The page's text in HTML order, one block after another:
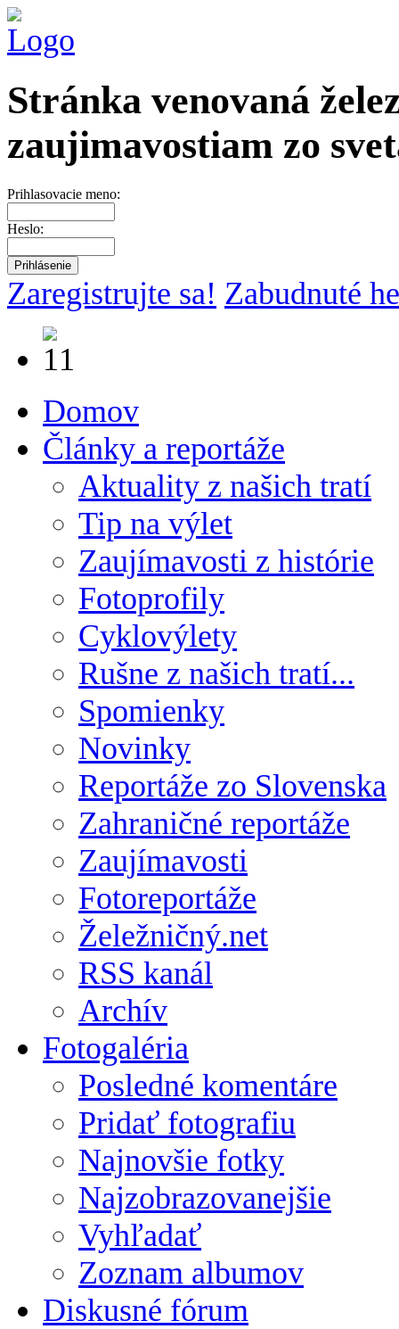
Stránka venovaná
zaujimavostiam zo
Prihlasovacie meno:
Heslo:
Zaregistrujte sa! Zabudnuté
Domov
Články a reportáže
Aktuality z našich tratí
Tip na výlet
Zaujímavosti z histórie
Fotoprofily
Cyklovýlety
Rušne z našich tratí...
Spomienky
Novinky
Reportáže zo Slovenska
Zahraničné reportáže
Zaujímavosti
Fotoreportáže
Želežničný.net
RSS kanál
Archív
Fotogaléria
Posledné komentáre
Pridať fotografiu
Najnovšie fotky
Najzobrazovanejšie
Vyhľadať
Zoznam albumov
Diskusné fórum